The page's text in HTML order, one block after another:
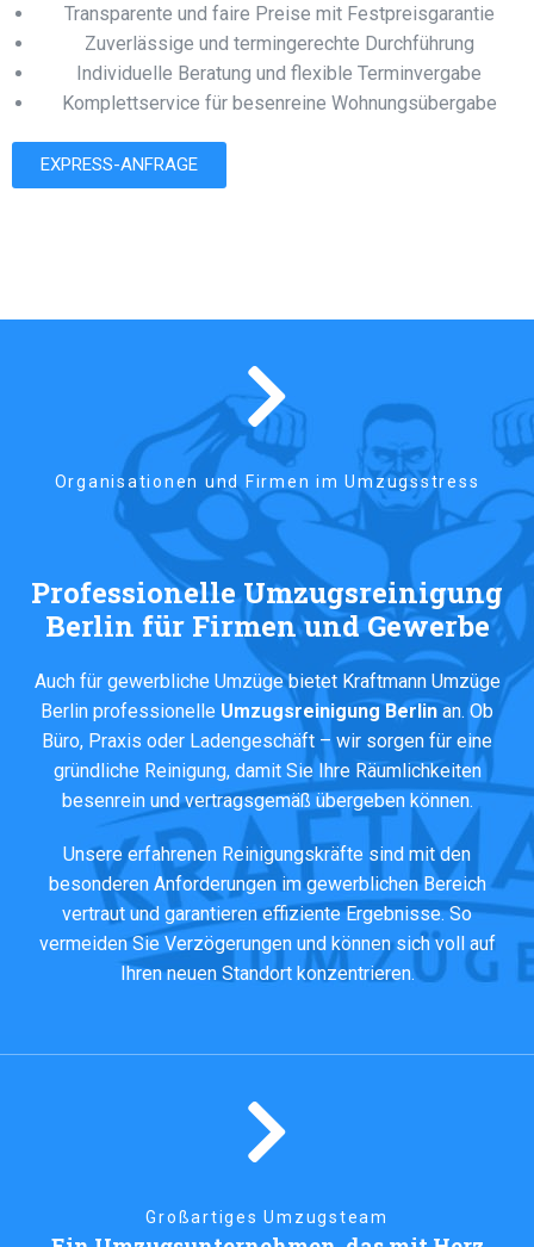
Transparente und faire Preise mit Festpreisgarantie
Zuverlässige und termingerechte Durchführung
Individuelle Beratung und flexible Terminvergabe
Komplettservice für besenreine Wohnungsübergabe
EXPRESS-ANFRAGE
Organisationen und Firmen im Umzugsstress
Professionelle Umzugsreinigung
Berlin für Firmen und Gewerbe
Auch für gewerbliche Umzüge bietet Kraftmann Umzüge
Berlin professionelle Umzugsreinigung Berlinan. Ob
Büro, Praxis oder Ladengeschäft – wir sorgen für eine
gründliche Reinigung, damit Sie Ihre Räumlichkeiten
besenrein und vertragsgemäß übergeben können.
Unsere erfahrenen Reinigungskräfte sind mit den
besonderen Anforderungen im gewerblichen Bereich
vertraut und garantieren effiziente Ergebnisse. So
vermeiden Sie Verzögerungen und können sich voll auf
Ihren neuen Standort konzentrieren.
Großartiges Umzugsteam